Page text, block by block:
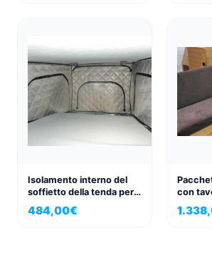
Isolamento interno del
soffietto della tenda per
VW T5/T6/T6.1 per
California e California
484,00€
con